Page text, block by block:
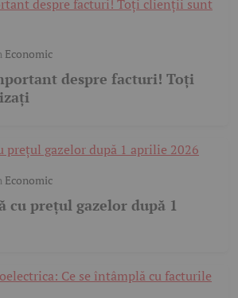
Economic
despre facturi! Toți
Economic
cu prețul gazelor după 1